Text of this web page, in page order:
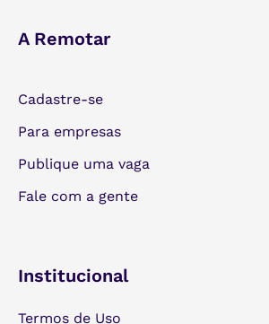
A Remotar
Cadastre-se
Para empresas
Publique uma vaga
Fale com a gente
Institucional
Termos de Uso